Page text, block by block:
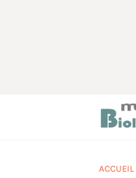
ACCUEIL